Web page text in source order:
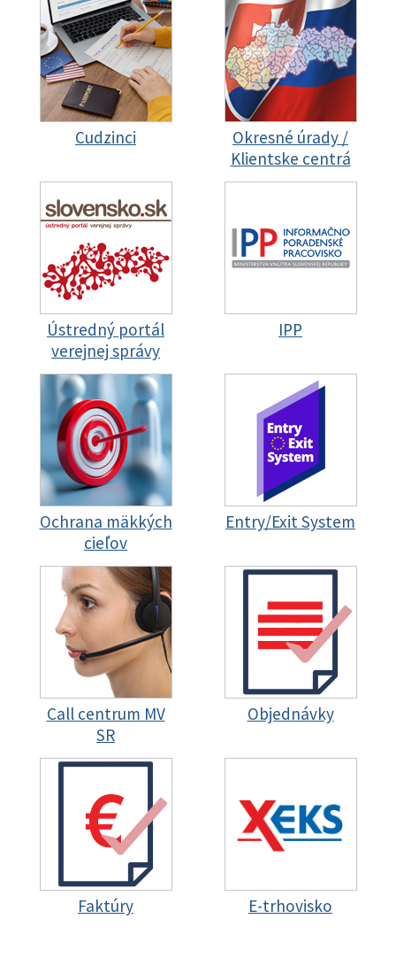
Cudzinci
Okresné úrady /
Klientske centrá
Ústredný portál
verejnej správy
IPP
Ochrana mäkkých
cieľov
Entry/Exit System
Call centrum MV
SR
Objednávky
Faktúry E-trhovisko